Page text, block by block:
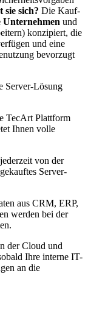
sie sich? Die Kauf-
Unternehmen und
konzipiert, die
und eine
bevorzugt
Server-Lösung
TecArt Plattform
Ihnen volle
von der
Server-
aus CRM, ERP,
werden bei der
der Cloud und
Ihre interne IT-
an die